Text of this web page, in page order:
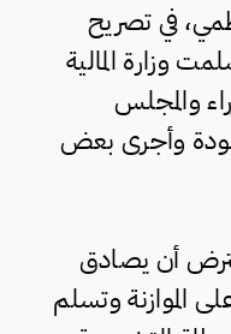
في تصريح
وزارة المالية
والمجلس
وأجرى بعض
أن يصادق
الموازنة وتسلم